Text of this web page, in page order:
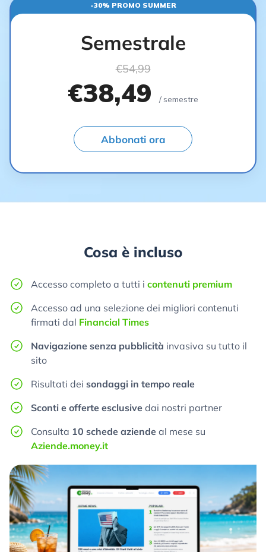
-30% PROMO SUMMER
Semestrale
€54,99
€38,49 / semestre
Abbonati ora
Cosa è incluso
Accesso completo a tutti i contenuti premium
Accesso ad una selezione dei migliori contenuti
firmati dal Financial Times
Navigazione senza pubblicità invasiva su tutto il
sito
Risultati dei sondaggi in tempo reale
Sconti e offerte esclusive dai nostri partner
Consulta 10 schede aziende al mese su
Aziende.money.it